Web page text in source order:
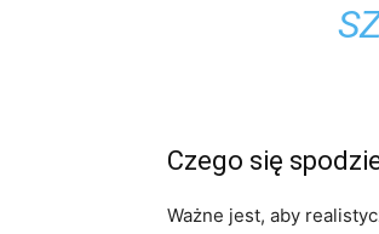
Czego się
Ważne jest, aby